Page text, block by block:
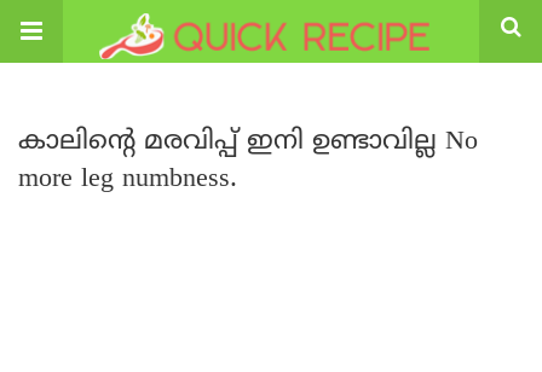
കാലിന്റെ മരവിപ്പ് ഇനി ഉണ്ടാവില്ല No
more leg numbness.